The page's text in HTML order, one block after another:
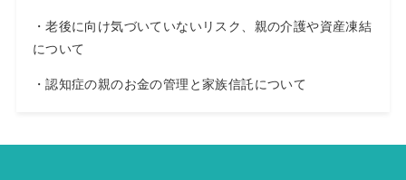
・老後に向け気づいていないリスク、親の介護や資産凍結
について
・認知症の親のお金の管理と家族信託について